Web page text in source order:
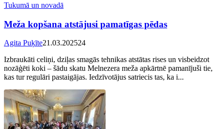
Tukumā un novadā
Meža kopšana atstājusi pamatīgas pēdas
Agita Puķīte21.03.202524
Izbraukāti celiņi, dziļas smagās tehnikas atstātas rises un visbeidzot
nozāģēti koki – šādu skatu Melnezera meža apkārtnē pamanījuši tie,
kas tur regulāri pastaigājas. Iedzīvotājus satriecis tas, ka i...